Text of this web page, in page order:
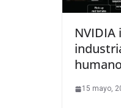
NVIDIA
15 mayo,